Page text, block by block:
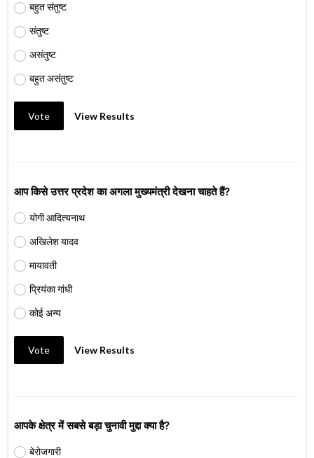
बहुत संतुष्ट
संतुष्ट
असंतुष्ट
बहुत असंतुष्ट
Vote View Results
आप किसे उत्तर प्रदेश का अगला मुख्यमंत्री देखना चाहते हैं?
योगी आदित्यनाथ
अखिलेश यादव
मायावती
प्रियंका गांधी
कोई अन्य
Vote View Results
आपके क्षेत्र में सबसे बड़ा चुनावी मुद्दा क्या है?
बेरोजगारी